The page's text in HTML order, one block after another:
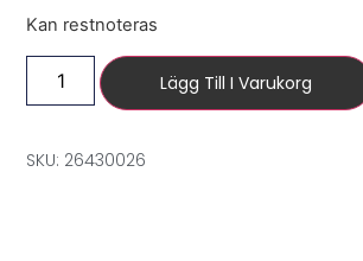
Kan restnoteras
Lägg Till I Varukorg
SKU: 26430026